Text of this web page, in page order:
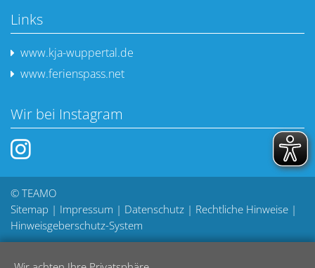
Links
www.kja-wuppertal.de
www.ferienspass.net
Wir bei Instagram
© TEAMO
Sitemap | Impressum | Datenschutz | Rechtliche Hinweise |
Hinweisgeberschutz-System